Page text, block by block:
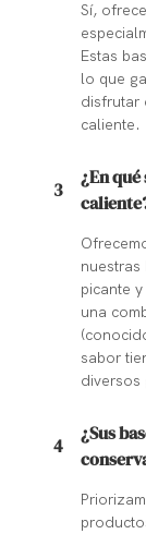
Sí,
Estas
lo que
disfrutar
caliente.
3
¿En
picante
una
sabor
diversos
4
¿Sus